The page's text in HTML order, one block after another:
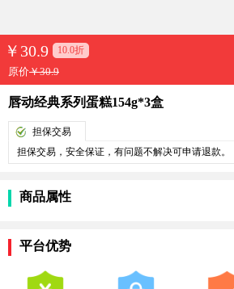
￥ 30.9 10.0折
原价￥30.9
唇动经典系列蛋糕154g*3盒
担保交易
担保交易，安全保证，有问题不解决可申请退款。
商品属性
平台优势